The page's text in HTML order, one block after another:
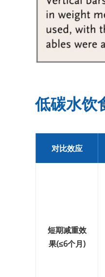
低碳水饮
对比效应
短期减重效
果(≤6个月)